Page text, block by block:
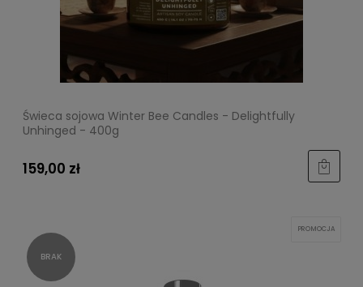
Świeca sojowa Winter Bee Candles - Delightfully
Unhinged - 400g
159,00 zł
PROMOCJA